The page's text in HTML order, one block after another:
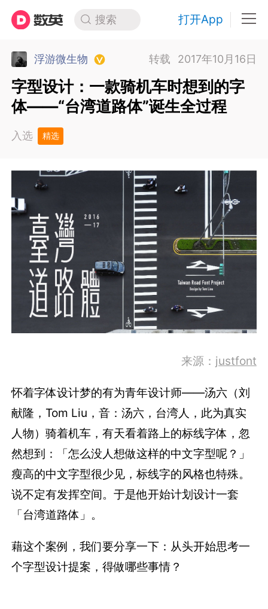
搜索 打开App
浮游微生物 转载 2017年10月16日
字型设计：一款骑机车时想到的字
体——“台湾道路体”诞生全过程
入选 精选
来源： justfont
怀着字体设计梦的有为青年设计师——汤六（刘
献隆，Tom Liu，音：汤六，台湾人，此为真实
人物）骑着机车，有天看着路上的标线字体，忽
然想到：「怎么没人想做这样的中文字型呢？」
瘦高的中文字型很少见，标线字的风格也特殊。
说不定有发挥空间。于是他开始计划设计一套
「台湾道路体」。
藉这个案例，我们要分享一下：从头开始思考一
个字型设计提案，得做哪些事情？